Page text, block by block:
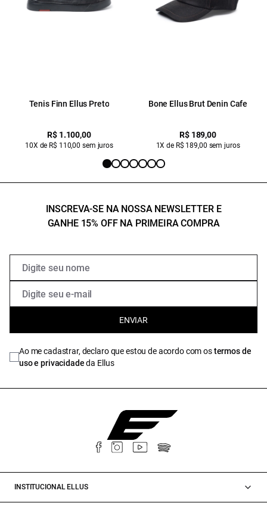
Tenis Finn Ellus Preto
R$ 1.100,00
10X de R$ 110,00 sem juros
Bone Ellus Brut Denin Cafe
R$ 189,00
1X de R$ 189,00 sem juros
INSCREVA-SE NA NOSSA NEWSLETTER E
GANHE 15% OFF NA PRIMEIRA COMPRA
ENVIAR
Ao me cadastrar, declaro que estou de acordo com ostermos de
uso e privacidadeda Ellus
INSTITUCIONAL ELLUS